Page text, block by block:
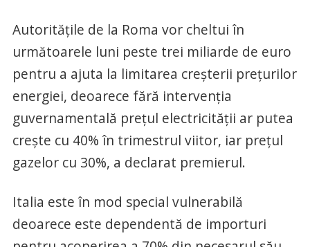
Autorităţile de la Roma vor cheltui în
următoarele luni peste trei miliarde de euro
pentru a ajuta la limitarea creşterii preţurilor
energiei, deoarece fără intervenţia
guvernamentală preţul electricităţii ar putea
creşte cu 40% în trimestrul viitor, iar preţul
gazelor cu 30%, a declarat premierul.
Italia este în mod special vulnerabilă
deoarece este dependentă de importuri